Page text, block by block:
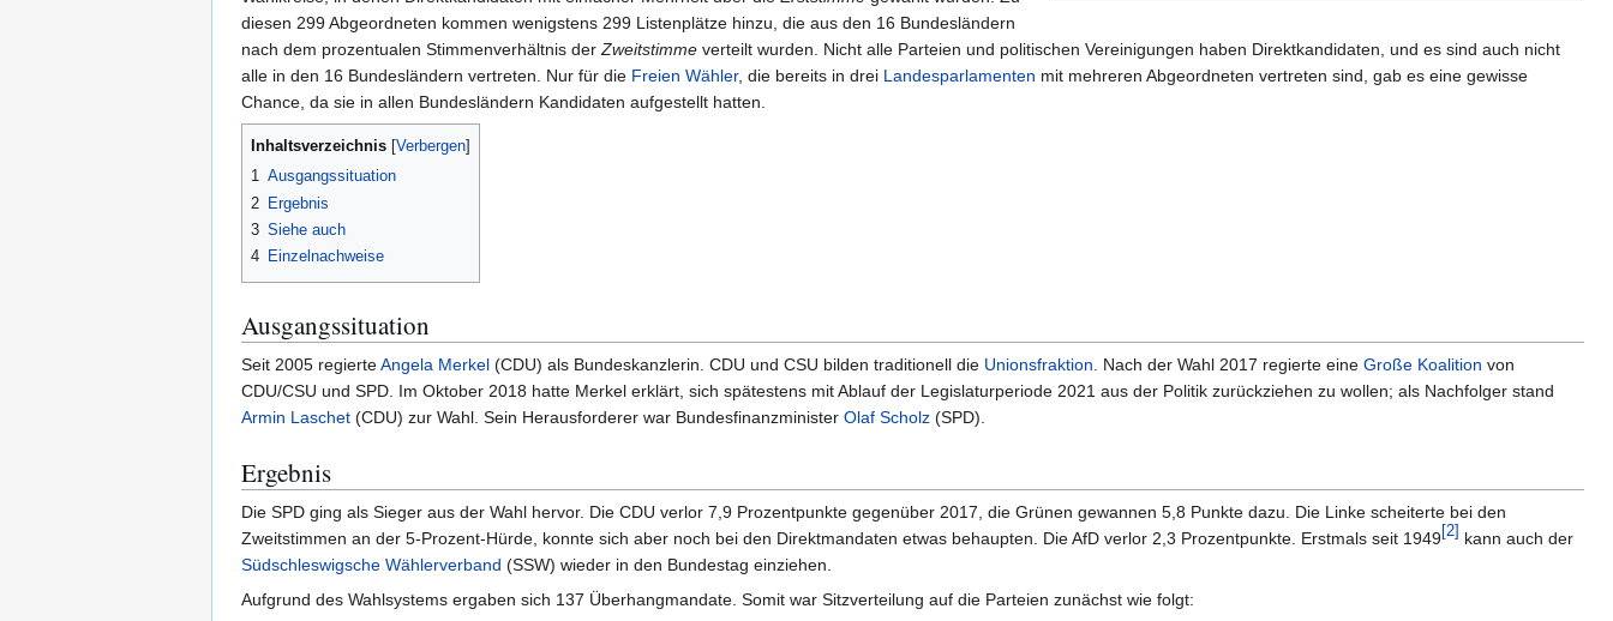
diesen 299 Abgeordneten kommen wenigstens 299 Listenplätze hinzu, die aus den 16 Bundesländern
nach dem prozentualen Stimmenverhältnis der Zweitstimme verteilt wurden. Nicht alle Parteien und politischen Vereinigungen haben Direktkandidaten, und es sind auch nicht
alle in den 16 Bundesländern vertreten. Nur für die Freien Wähler, die bereits in drei Landesparlamenten mit mehreren Abgeordneten vertreten sind, gab es eine gewisse
Chance, da sie in allen Bundesländern Kandidaten aufgestellt hatten.
Inhaltsverzeichnis
1 Ausgangssituation
2 Ergebnis
3 Siehe auch
4 Einzelnachweise
Ausgangssituation
Seit 2005 regierteAngela Merkel (CDU) als Bundeskanzlerin. CDU und CSU bilden traditionell die Unionsfraktion . Nach der Wahl 2017 regierte eine Große Koalition von
CDU/CSU und SPD. Im Oktober 2018 hatte Merkel erklärt, sich spätestens mit Ablauf der Legislaturperiode 2021 aus der Politik zurückziehen zu wollen; als Nachfolger stand
Armin Laschet (CDU) zur Wahl. Sein Herausforderer war Bundesfinanzminister Olaf Scholz (SPD).
Ergebnis
Die SPD ging als Sieger aus der Wahl hervor. Die CDU verlor 7,9 Prozentpunkte gegenüber 2017, die Grünen gewannen 5,8 Punkte dazu. Die Linke scheiterte bei den
Zweitstimmen an der 5-Prozent-Hürde, konnte sich aber noch bei den Direktmandaten etwas behaupten. Die AfD verlor 2,3 Prozentpunkte. Erstmals seit 1949[2] kann auch der
Südschleswigsche Wählerverband (SSW) wieder in den Bundestag einziehen.
Aufgrund des Wahlsystems ergaben sich 137 Überhangmandate. Somit war Sitzverteilung auf die Parteien zunächst wie folgt: